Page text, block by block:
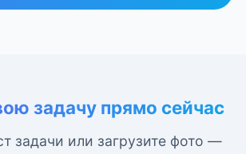
задачу прямо сейчас
задачи или загрузите фото —